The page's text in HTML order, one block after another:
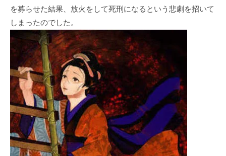
を募らせた結果、放火をして死刑になるという悲劇を招いて
しまったのでした。